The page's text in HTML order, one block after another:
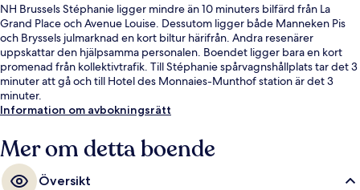
NH Brussels Stéphanie ligger mindre än 10 minuters bilfärd från La
Grand Place och Avenue Louise. Dessutom ligger både Manneken Pis
och Bryssels julmarknad en kort biltur härifrån. Andra resenärer
uppskattar den hjälpsamma personalen. Boendet ligger bara en kort
promenad från kollektivtrafik. Till Stéphanie spårvagnshållplats tar det 3
minuter att gå och till Hotel des Monnaies-Munthof station är det 3
minuter.
Information om avbokningsrätt
Mer om detta boende
Översikt